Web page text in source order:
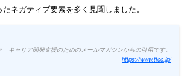
ネガティブ要素を多く見聞しました。
キャリア開発支援のためのメールマガジンからの引用です。
https://www.tfcc.jp/